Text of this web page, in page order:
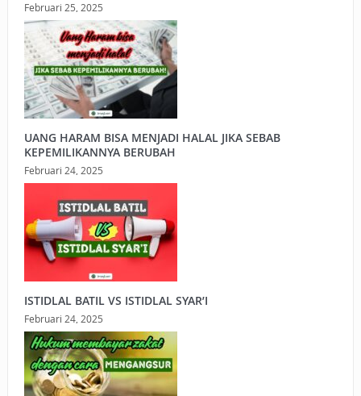
Februari 25, 2025
UANG HARAM BISA MENJADI HALAL JIKA SEBAB
KEPEMILIKANNYA BERUBAH
Februari 24, 2025
ISTIDLAL BATIL VS ISTIDLAL SYAR’I
Februari 24, 2025